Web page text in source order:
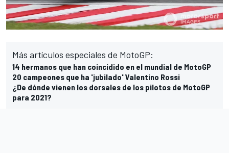
Más artículos especiales de MotoGP:
14 hermanos que han coincidido en el mundial de MotoGP
20 campeones que ha 'jubilado' Valentino Rossi
¿De dónde vienen los dorsales de los pilotos de MotoGP
para 2021?